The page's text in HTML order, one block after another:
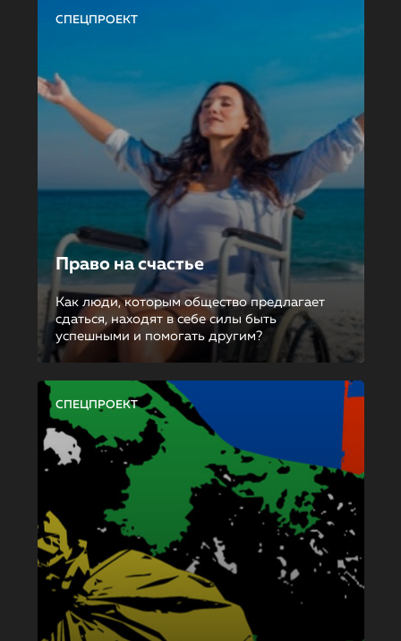
СПЕЦПРОЕКТ
Право на счастье
Как люди, которым общество предлагает
сдаться, находят в себе силы быть
успешными и помогать другим?
СПЕЦПРОЕКТ